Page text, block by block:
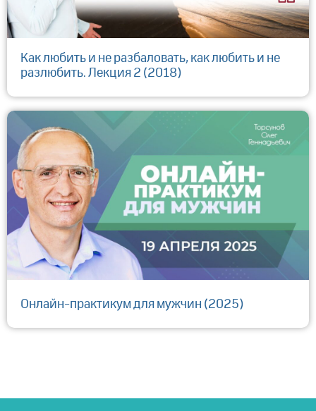
Как любить и не разбаловать, как любить и не
разлюбить. Лекция 2 (2018)
Онлайн-практикум для мужчин (2025)